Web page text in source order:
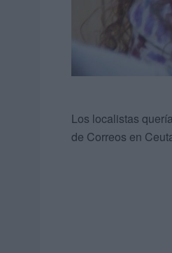
Los localistas
de Correos en